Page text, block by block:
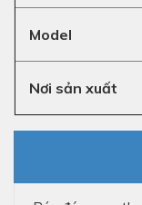
Model
Nơi sản xuất